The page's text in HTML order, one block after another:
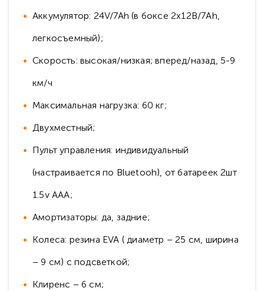
Аккумулятор: 24V/7Ah (в боксе 2х12В/7Ah,
легкосъемный);
Скорость: высокая/низкая; вперед/назад, 5-9
км/ч
Максимальная нагрузка: 60 кг;
Двухместный;
Пульт управления: индивидуальный
(настраивается по Bluetooh), от батареек 2шт
1.5v AAA;
Амортизаторы: да, задние;
Колеса: резина EVA ( диаметр – 25 см, ширина
– 9 см) с подсветкой;
Клиренс – 6 см;